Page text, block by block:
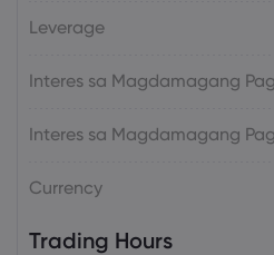
Leverage
Interes sa Magdamagang
Interes sa Magdamagang
Currency
Trading Hours